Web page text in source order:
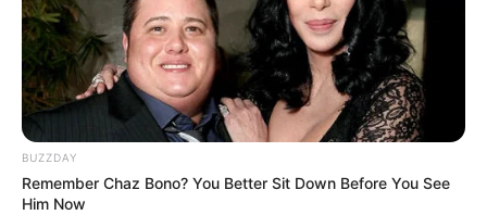
BUZZDAY
Remember Chaz Bono? You Better Sit Down Before You See
Him Now